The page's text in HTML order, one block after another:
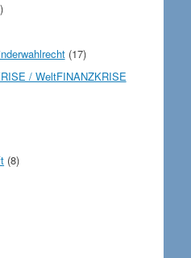
(17)
/ WeltFINANZKRISE
(8)